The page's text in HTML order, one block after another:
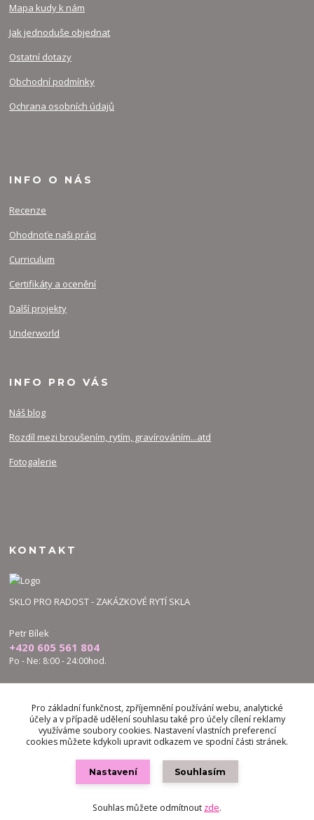
Mapa kudy k nám
Jak jednoduše objednat
Ostatní dotazy
Obchodní podmínky
Ochrana osobních údajů
INFO O NÁS
Recenze
Ohodnoťe naši práci
Curriculum
Certifikáty a ocenění
Další projekty
Underworld
INFO PRO VÁS
Náš blog
Rozdíl mezi broušením, rytím, gravírováním...atd
Fotogalerie
KONTAKT
SKLO PRO RADOST - ZAKÁZKOVÉ RYTÍ SKLA
Petr Bílek
+420 605 561 804
Po - Ne: 8:00 - 24:00hod.
bilek.petr@skloproradost.cz
Pro základní funkčnost, zpříjemnění používání webu, analytické
účely a v případě udělení souhlasu také pro účely cílení reklamy
využíváme soubory cookies. Nastavení vlastních preferencí
cookies můžete kdykoli upravit odkazem ve spodní části stránek.
Nastavení Souhlasím
Souhlas můžete odmítnout zde.